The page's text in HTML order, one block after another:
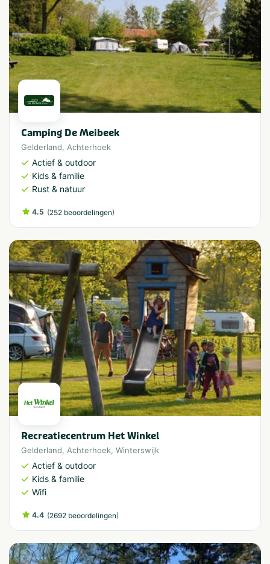
Camping De Meibeek
Gelderland, Achterhoek
Actief & outdoor
Kids & familie
Rust & natuur
4.5 (252 beoordelingen)
Recreatiecentrum Het Winkel
Gelderland, Achterhoek, Winterswijk
Actief & outdoor
Kids & familie
Wifi
4.4 (2692 beoordelingen)